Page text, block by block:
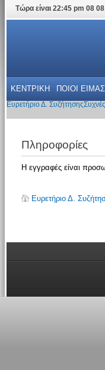
Τώρα είναι 22:45 pm 08
ΚΕΝΤΡΙΚΗ ΠΟΙΟΙ
Ευρετήριο Δ. Συζήτησης
Πληροφορίες
Η εγγραφές είναι
Ευρετήριο Δ.